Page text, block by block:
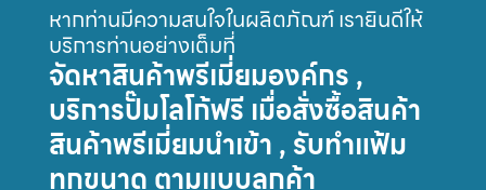
หากท่านมีความสนใจในผลิตภัณฑ์ เรายินดีให้
บริการท่านอย่างเต็มที่
จัดหาสินค้าพรีเมี่ยมองค์กร ,
บริการปั๊มโลโก้ฟรี เมื่อสั่งซื้อสินค้า
สินค้าพรีเมี่ยมนำเข้า , รับทำแฟ้ม
ทุกขนาด ตามแบบลูกค้า